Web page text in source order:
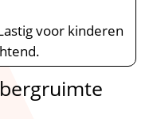
voor kinderen